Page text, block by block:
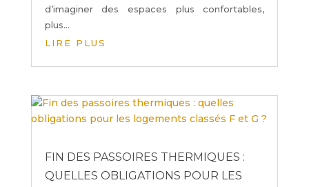
d’imaginer des espaces plus confortables,
plus...
LIRE PLUS
FIN DES PASSOIRES THERMIQUES :
QUELLES OBLIGATIONS POUR LES